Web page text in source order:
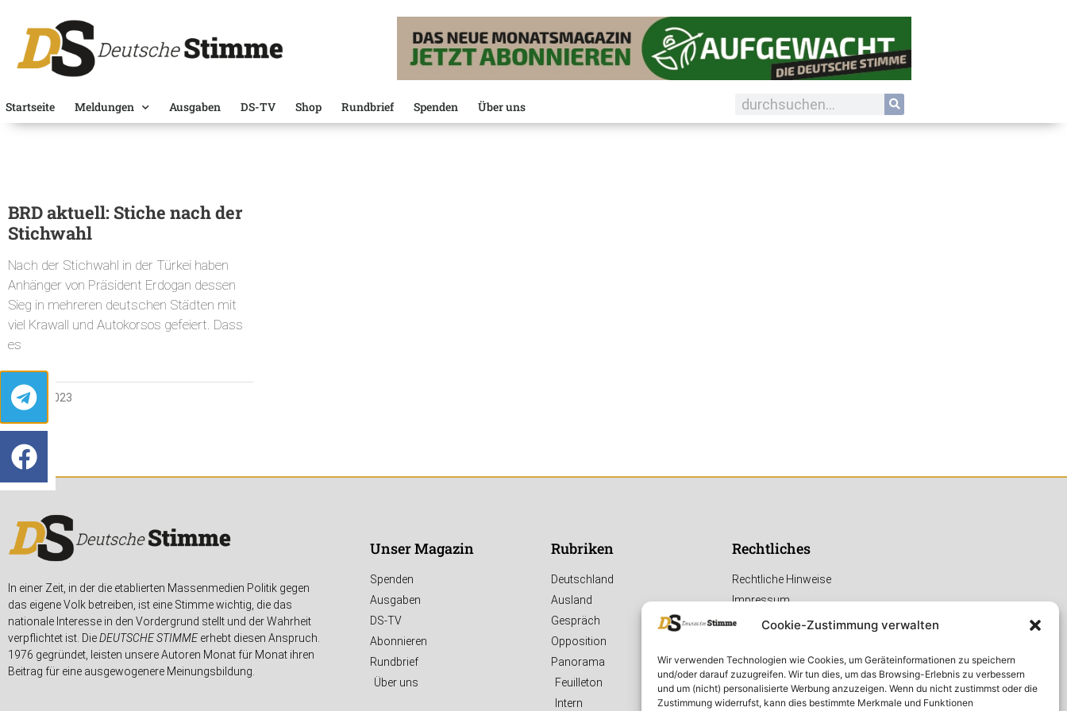
Cookie-Zustimmung verwalten
Wir verwenden Technologien wie Cookies, um Geräteinformationen zu speichern
und/oder darauf zuzugreifen. Wir tun dies, um das Browsing-Erlebnis zu verbessern
und um (nicht) personalisierte Werbung anzuzeigen. Wenn du nicht zustimmst oder die
Zustimmung widerrufst, kann dies bestimmte Merkmale und Funktionen
Startseite Meldungen Ausgaben DS-TV Shop Rundbrief Spenden Über uns
BRD aktuell: Stiche nach der
Stichwahl
Nach der Stichwahl in der Türkei haben
Anhänger von Präsident Erdogan dessen
Sieg in mehreren deutschen Städten mit
viel Krawall und Autokorsos gefeiert. Dass
es
30. MAI 2023
In einer Zeit, in der die etablierten Massenmedien Politik gegen
das eigene Volk betreiben, ist eine Stimme wichtig, die das
nationale Interesse in den Vordergrund stellt und der Wahrheit
verpflichtet ist. DieDEUTSCHE STIMMEerhebt diesen Anspruch.
1976 gegründet, leisten unsere Autoren Monat für Monat ihren
Beitrag für eine ausgewogenere Meinungsbildung.
Unser Magazin
Spenden
Ausgaben
DS-TV
Abonnieren
Rundbrief
Über uns
Rubriken
Deutschland
Ausland
Gespräch
Opposition
Panorama
Feuilleton
Intern
Rechtliches
Rechtliche Hinweise
Impressum
Datenschutzerklärung